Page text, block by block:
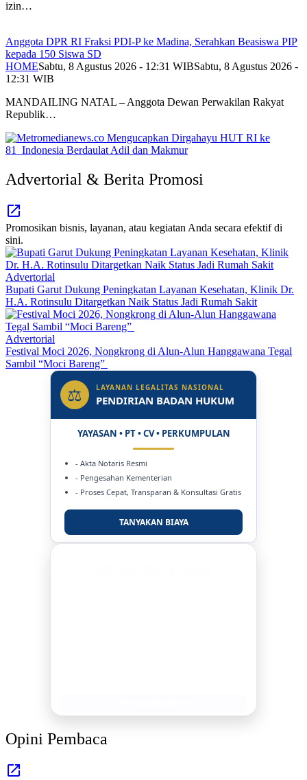
izin…
Anggota DPR RI Fraksi PDI-P ke Madina, Serahkan Beasiswa PIP
kepada 150 Siswa SD
HOMESabtu, 8 Agustus 2026 - 12:31 WIBSabtu, 8 Agustus 2026 -
12:31 WIB
MANDAILING NATAL – Anggota Dewan Perwakilan Rakyat
Republik…
Advertorial & Berita Promosi
Promosikan bisnis, layanan, atau kegiatan Anda secara efektif di
sini.
Advertorial
Bupati Garut Dukung Peningkatan Layanan Kesehatan, Klinik Dr.
H.A. Rotinsulu Ditargetkan Naik Status Jadi Rumah Sakit
Advertorial
Festival Moci 2026, Nongkrong di Alun-Alun Hanggawana Tegal
Sambil “Moci Bareng”
⚖ LAYANAN LEGALITAS NASIONAL
PENDIRIAN BADAN HUKUM
YAYASAN • PT • CV • PERKUMPULAN
- Akta Notaris Resmi
- Pengesahan Kementerian
- Proses Cepat, Transparan & Konsultasi Gratis
TANYAKAN BIAYA
Opini Pembaca